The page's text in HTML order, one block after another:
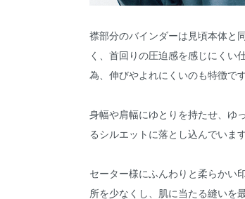
襟部分のバインダーは見頃本体と
く、首回りの圧迫感を感じにくい
為、伸びやよれにくいのも特徴です
身幅や肩幅にゆとりを持たせ、ゆ
るシルエットに落とし込んでいます
セーター様にふんわりと柔らかい
所を少なくし、肌に当たる縫いを